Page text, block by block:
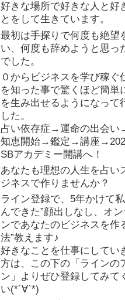
好きな場所で好きな人と好
とをして生きています。
最初は手探りで何度も絶望
い、何度も辞めようと思っ
でした。
０からビジネスを学び稼ぐ
を知った事で驚くほど簡単
を生み出せるようになって
した。
占い依存症→運命の出会い
知恵開始→鑑定→講座
SBアカデミー開講へ！
あなたも理想の人生を占い
ジネスで作りませんか？
ライン登録で、5年かけて
んできた”顔出しなし、オン
ンであなたのビジネスを作
法”教えます♪
好きなことを仕事にしてい
方は、この下の「ラインの
ン」よりぜひ登録してみて
い(*´∀`*)